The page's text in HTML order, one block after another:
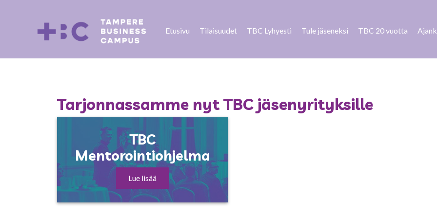
Etusivu Tilaisuudet TBC Lyhyesti Tule jäseneksi TBC 20 vuotta
Tarjonnassamme nyt TBC jäsenyrityksille
TBC
Mentorointiohjelma
Lue lisää